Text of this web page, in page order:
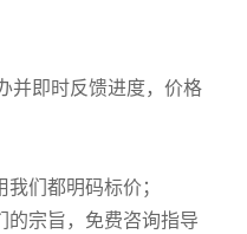
并即时反馈进度，价格
们都明码标价；
的宗旨，免费咨询指导